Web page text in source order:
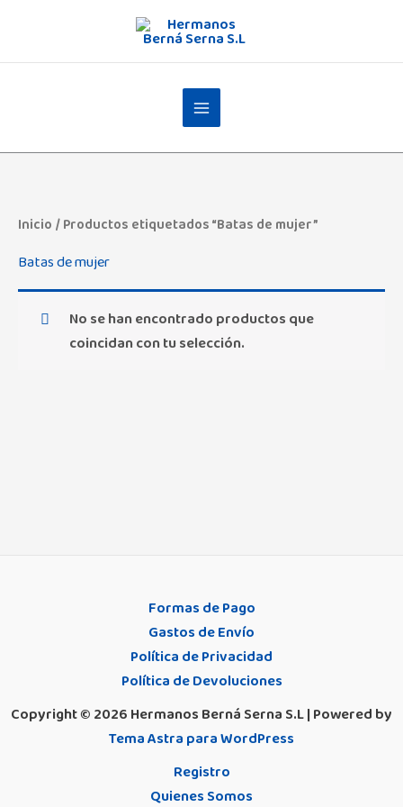
contenido
Inicio / Productos etiquetados “Batas de mujer”
Batas de mujer
No se han encontrado productos que
coincidan con tu selección.
Formas de Pago
Gastos de Envío
Política de Privacidad
Política de Devoluciones
Copyright © 2026 Hermanos Berná Serna S.L | Powered by
Tema Astra para WordPress
Registro
Quienes Somos